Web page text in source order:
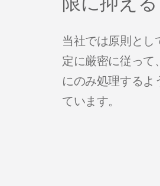
当社では原則とし
定に厳密に従って
にのみ処理するよ
ています。